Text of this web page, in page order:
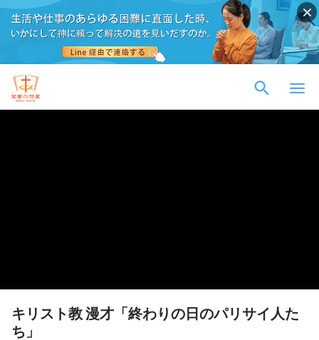
キリスト教 漫才「終わりの日のパリサイ人た
ち」